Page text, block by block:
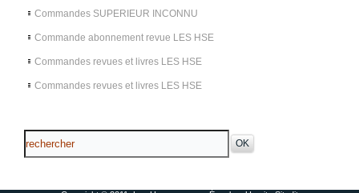
Commandes SUPERIEUR INCONNU
Commande abonnement revue LES HSE
Commandes revues et livres LES HSE
Commandes revues et livres LES HSE